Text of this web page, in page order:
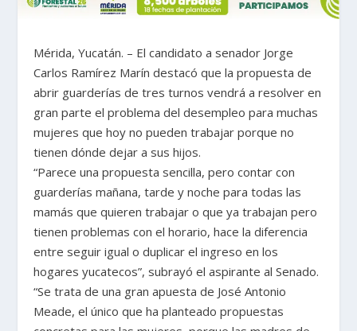
Mérida, Yucatán. – El candidato a senador Jorge
Carlos Ramírez Marín destacó que la propuesta de
abrir guarderías de tres turnos vendrá a resolver en
gran parte el problema del desempleo para muchas
mujeres que hoy no pueden trabajar porque no
tienen dónde dejar a sus hijos.
“Parece una propuesta sencilla, pero contar con
guarderías mañana, tarde y noche para todas las
mamás que quieren trabajar o que ya trabajan pero
tienen problemas con el horario, hace la diferencia
entre seguir igual o duplicar el ingreso en los
hogares yucatecos”, subrayó el aspirante al Senado.
“Se trata de una gran apuesta de José Antonio
Meade, el único que ha planteado propuestas